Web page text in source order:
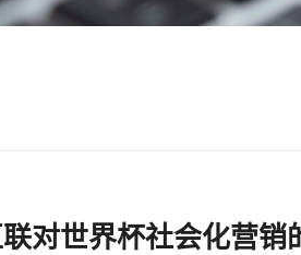
对世界杯社会化营销